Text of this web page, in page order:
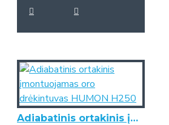
Adiabatinis ortakinis įmontuojamas oro drėkintuvas HUMON H250